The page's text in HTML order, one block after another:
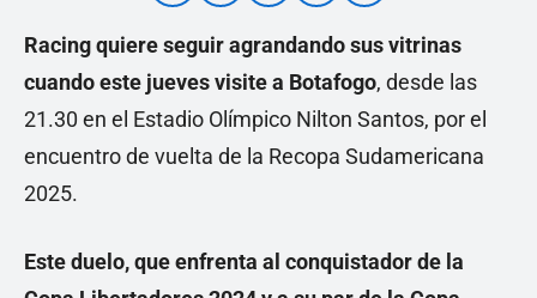
Racing quiere seguir agrandando sus vitrinas
cuando este jueves visite a Botafogo, desde las
21.30 en el Estadio Olímpico Nilton Santos, por el
encuentro de vuelta de la Recopa Sudamericana
2025.
Este duelo, que enfrenta al conquistador de la